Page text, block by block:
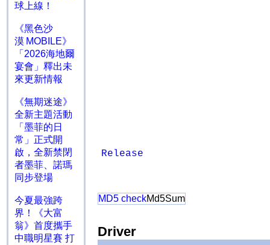
球上線！
《黑色沙
漠 MOBILE》
「2026海地爾
宴會」釋出未
來更新情報
《無期迷途》
全新主題活動
「墨菲的日
常」正式開
啟，全新禁閉
者墨菲、諾瑪
同步登場
今夏最強跨
界！《大富
翁》首度攜手
中職明星賽 打
Release
MD5 checkMd5Sum
Driver